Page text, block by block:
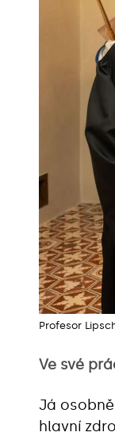
Profesor
Ve své
Já
hlavní